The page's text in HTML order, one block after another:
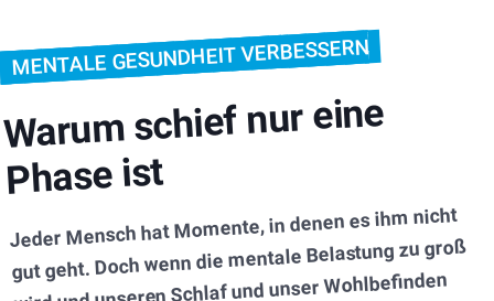
MENTALE GESUNDHEIT VERBESSERN
Warum schief nur eine
Phase ist
Jeder Mensch hat Momente, in denen es ihm nicht
gut geht. Doch wenn die mentale Belastung zu groß